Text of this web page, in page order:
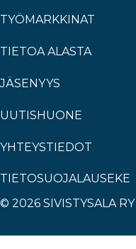
TYÖMARKKINAT
TIETOA ALASTA
JÄSENYYS
UUTISHUONE
YHTEYSTIEDOT
TIETOSUOJALAUSEKE
© 2026 SIVISTYSALA RY